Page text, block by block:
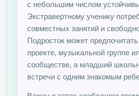
с небольшим числом
Экстравертному ученику
совместных занятий и
Подросток может
проекте, музыкальной группе
сообществе, а младший
встречи с одним знакомым